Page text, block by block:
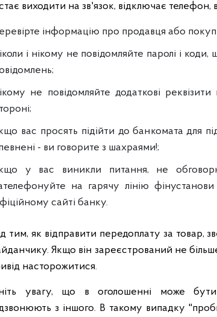
виходити на зв'язок, відключає телефон,
інформацію про продавця або
і нікому не повідомляйте паролі і
не повідомляйте додаткові
вас просять підійти до банкомата для
- ви говорите з шахраями!;
у вас виникли питання, не
на гарячу лінію
сайті банку.
тим, як відправити передоплату за товар,
Якщо він зареєстрований не
насторожитися.
увагу, що в оголошенні може
з іншого. В такому випадку